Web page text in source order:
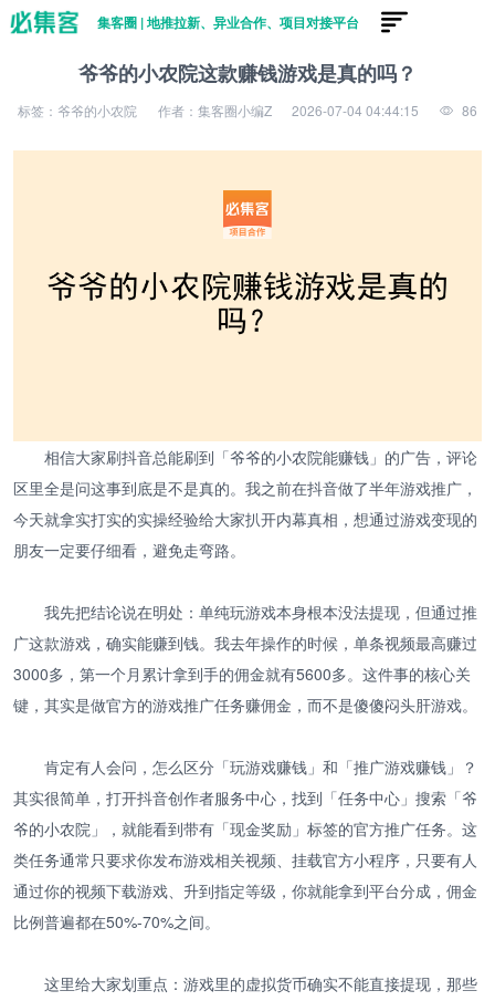
集客圈 | 地推拉新、异业合作、项目对接平台
爷爷的小农院这款赚钱游戏是真的吗？
标签：爷爷的小农院 作者：集客圈小编Z 2026-07-04 04:44:15 86
相信大家刷抖音总能刷到「爷爷的小农院能赚钱」的广告，评论
区里全是问这事到底是不是真的。我之前在抖音做了半年游戏推广，
今天就拿实打实的实操经验给大家扒开内幕真相，想通过游戏变现的
朋友一定要仔细看，避免走弯路。
我先把结论说在明处：单纯玩游戏本身根本没法提现，但通过推
广这款游戏，确实能赚到钱。我去年操作的时候，单条视频最高赚过
3000多，第一个月累计拿到手的佣金就有5600多。这件事的核心关
键，其实是做官方的游戏推广任务赚佣金，而不是傻傻闷头肝游戏。
肯定有人会问，怎么区分「玩游戏赚钱」和「推广游戏赚钱」？
其实很简单，打开抖音创作者服务中心，找到「任务中心」搜索「爷
爷的小农院」，就能看到带有「现金奖励」标签的官方推广任务。这
类任务通常只要求你发布游戏相关视频、挂载官方小程序，只要有人
通过你的视频下载游戏、升到指定等级，你就能拿到平台分成，佣金
比例普遍都在50%-70%之间。
这里给大家划重点：游戏里的虚拟货币确实不能直接提现，那些